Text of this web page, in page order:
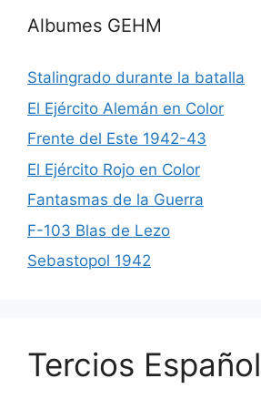
Albumes GEHM
Stalingrado durante la batalla
El Ejército Alemán en Color
Frente del Este 1942-43
El Ejército Rojo en Color
Fantasmas de la Guerra
F-103 Blas de Lezo
Sebastopol 1942
Tercios